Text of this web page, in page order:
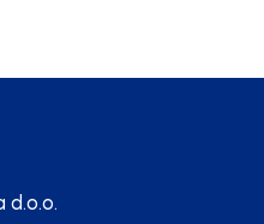
d.o.o.